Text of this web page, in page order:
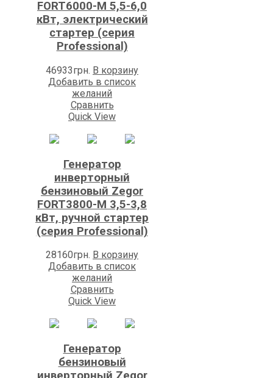
FORT6000-M 5,5-6,0
кВт, электрический
стартер (серия
Professional)
46933грн. В корзину
Добавить в список
желаний
Сравнить
Quick View
Генератор
инверторный
бензиновый Zegor
FORT3800-M 3,5-3,8
кВт, ручной стартер
(серия Professional)
28160грн. В корзину
Добавить в список
желаний
Сравнить
Quick View
Генератор
бензиновый